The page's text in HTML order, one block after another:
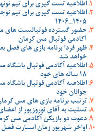
اطلاعیه تست گیری برای تیم
اطلاعیه تست گیری برای تیم
1405_1406
حضور گسترده فوتبالیست های
آکادمی فوتبال مس کرمان
ظهر فردا برنامه بازی های
خواهد شد
اطلاعیه آکادمی فوتبال
18 ساله های خود
اطلاعیه آکادمی فوتبال
جوانان خود
ترتیب برنامه بازی های مس
تسلیت به آقای نوروزپور از
دعوت دو بازیکن آکادمی مس
اواخر شهریور زمان استارت